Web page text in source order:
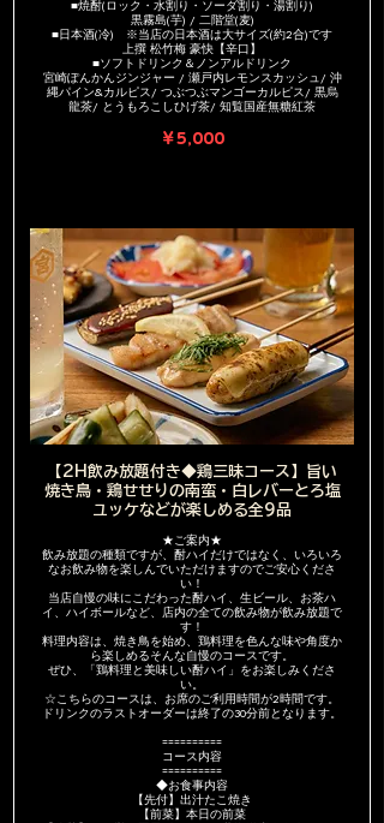
■焼酎(ロック・水割り・ソーダ割り・湯割り)
黒霧島(芋) / 二階堂(麦)
■日本酒(冷) ※当店の日本酒は大サイズ(約2合)です
上撰 松竹梅 豪快【辛口】
■ソフトドリンク＆ノンアルドリンク
宮崎ぽんかんジンジャー / 瀬戸内レモンスカッシュ/ 沖
縄パイン&カルピス/ つぶつぶマンゴーカルピス/ 黒烏
龍茶/ とうもろこしひげ茶/ 知覧国産無糖紅茶
￥5,000
【2H飲み放題付き◆鶏三昧コース】旨い
焼き鳥・鶏せせりの南蛮・白レバーとろ塩
ユッケなどが楽しめる全9品
★ご案内★
飲み放題の種類ですが、酎ハイだけではなく、いろいろ
なお飲み物を楽しんでいただけますのでご安心くださ
い！
当店自慢の味にこだわった酎ハイ、生ビール、お茶ハ
イ、ハイボールなど、店内の全ての飲み物が飲み放題で
す！
料理内容は、焼き鳥を始め、鶏料理を色んな味や角度か
ら楽しめるそんな自慢のコースです。
ぜひ、「鶏料理と美味しい酎ハイ」をお楽しみくださ
い。
☆こちらのコースは、お席のご利用時間が2時間です。
ドリンクのラストオーダーは終了の30分前となります。
==========
コース内容
==========
◆お食事内容
【先付】出汁たこ焼き
【前菜】本日の前菜